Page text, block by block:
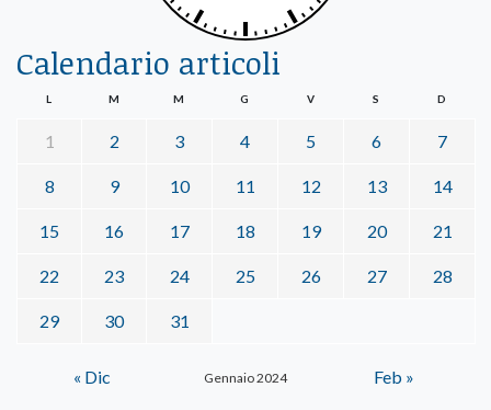
Calendario articoli
Gennaio 2024
L M M G V S D
1 2 3 4 5 6 7
8 9 10 11 12 13 14
15 16 17 18 19 20 21
22 23 24 25 26 27 28
29 30 31
« Dic Feb »